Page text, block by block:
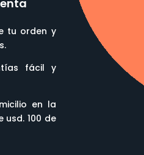
tu orden y
fácil y
en la
100 de